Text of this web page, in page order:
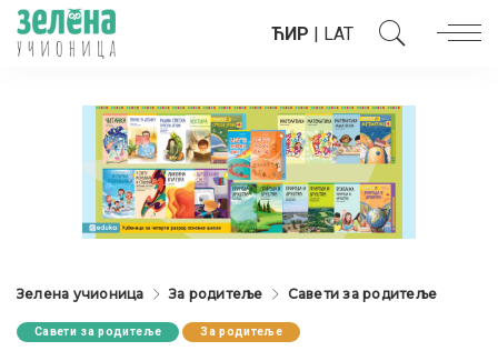
ЋИР | LAT
Зелена учионица За родитеље Савети за родитеље
Савети за родитеље За родитеље